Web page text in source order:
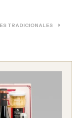
TRADICIONALES